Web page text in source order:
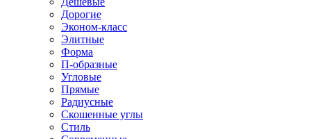
Дорогие
Эконом-класс
Элитные
Форма
П-образные
Угловые
Прямые
Радиусные
Скошенные углы
Стиль